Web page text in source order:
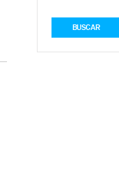
BUSCAR